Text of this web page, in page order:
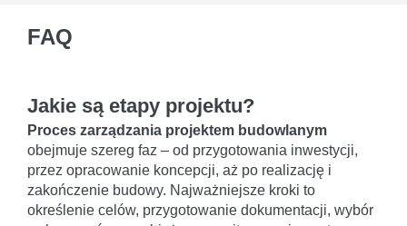
FAQ
Jakie są etapy projektu?
Proces zarządzania projektem budowlanym
obejmuje szereg faz – od przygotowania inwestycji,
przez opracowanie koncepcji, aż po realizację i
zakończenie budowy. Najważniejsze kroki to
określenie celów, przygotowanie dokumentacji, wybór